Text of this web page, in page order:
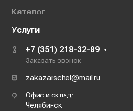
Каталог
Услуги
+7 (351) 218-32-89
Заказать звонок
zakazarschel@mail.ru
Офис и склад:
Челябинск